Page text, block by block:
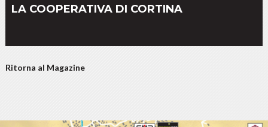
LA COOPERATIVA DI CORTINA
Ritorna al Magazine